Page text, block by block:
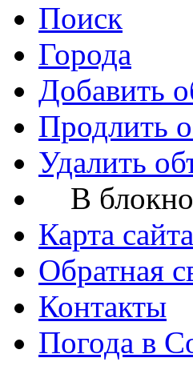
Поиск
Города
Добавить
Продлить
Удалить
В
Карта сайта
Обратная
Контакты
Погода в